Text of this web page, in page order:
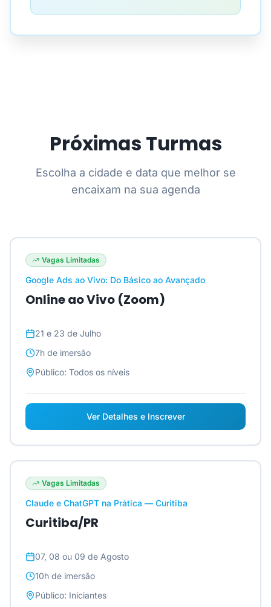
Próximas Turmas
Escolha a cidade e data que melhor se
encaixam na sua agenda
Vagas Limitadas
Google Ads ao Vivo: Do Básico ao Avançado
Online ao Vivo (Zoom)
21 e 23 de Julho
7h de imersão
Público: Todos os níveis
Ver Detalhes e Inscrever
Vagas Limitadas
Claude e ChatGPT na Prática — Curitiba
Curitiba/PR
07, 08 ou 09 de Agosto
10h de imersão
Público: Iniciantes